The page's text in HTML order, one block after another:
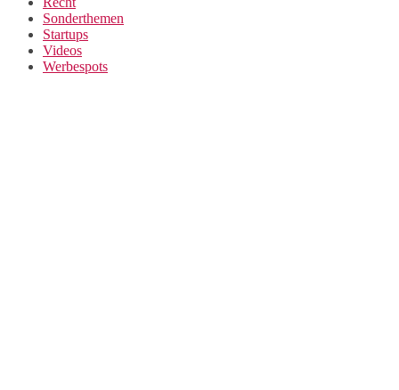
Sonderthemen
Startups
Videos
Werbespots